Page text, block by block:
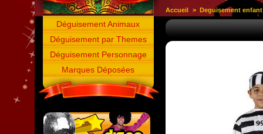
Déguisement Animaux
Déguisement par Themes
Déguisement Personnage
Marques Déposées
Accueil > Deguisement enfant